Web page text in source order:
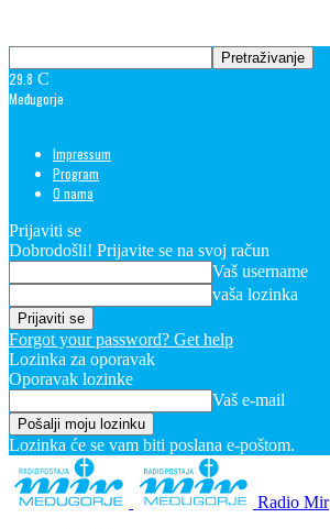
29.8 C
Međugorje
Impressum
Program
O nama
Prijaviti se
Dobrodošli! Prijavite se na svoj račun
Vaš username
vaša lozinka
Forgot your password? Get help
Lozinka za oporavak
Oporavak lozinke
Vaš e-mail
Lozinka će se vam biti poslana e-poštom.
Radio Mir